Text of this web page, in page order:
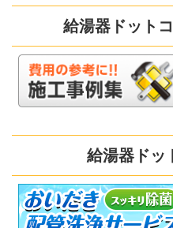
給湯器ドット
給湯器ドッ